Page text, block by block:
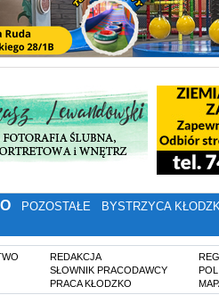
POZOSTAŁE BYSTRZYCA
REDAKCJA
SŁOWNIK PRACODAWCY
PRACA KŁODZKO